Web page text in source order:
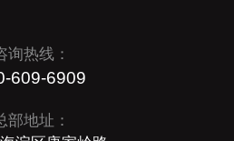
询热线：
609-6909
部地址：